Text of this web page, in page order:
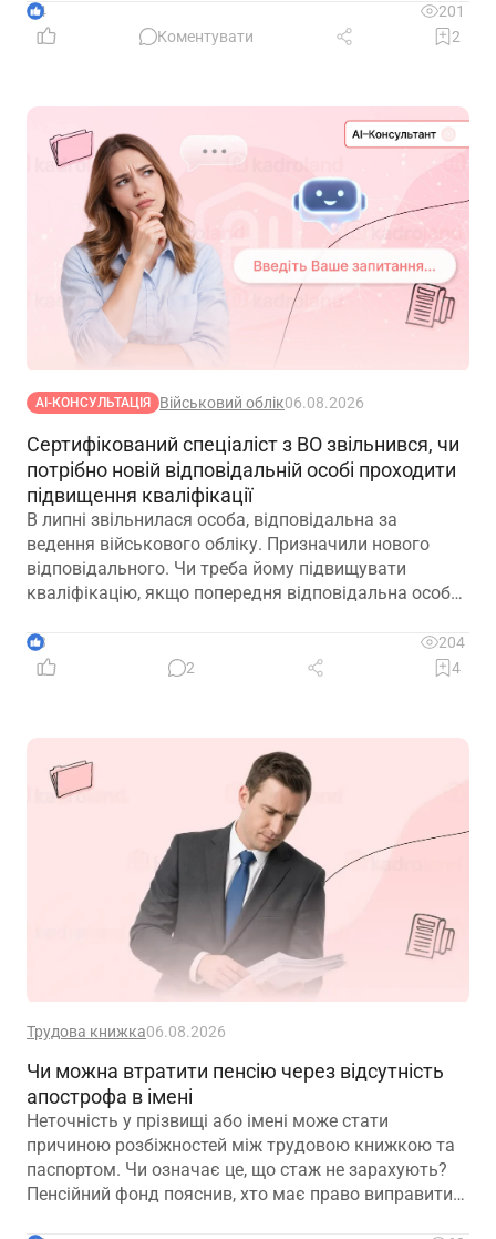
4
201
Коментувати
2
АІ-КОНСУЛЬТАЦІЯ Військовий облік06.08.2026
Сертифікований спеціаліст з ВО звільнився, чи
потрібно новій відповідальній особі проходити
підвищення кваліфікації
В липні звільнилася особа, відповідальна за
ведення військового обліку. Призначили нового
відповідального. Чи треба йому підвищувати
кваліфікацію, якщо попередня відповідальна особа
3
204
2
4
Трудова книжка06.08.2026
Чи можна втратити пенсію через відсутність
апострофа в імені
Неточність у прізвищі або імені може стати
причиною розбіжностей між трудовою книжкою та
паспортом. Чи означає це, що стаж не зарахують?
Пенсійний фонд пояснив, хто має право виправити